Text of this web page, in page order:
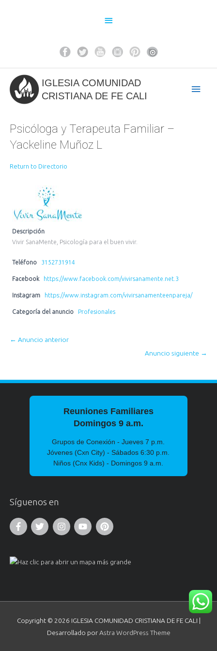
Above
IGLESIA COMUNIDAD
CRISTIANA DE FE CALI
Psicóloga y Terapeuta Familiar –
Yackeline Muñoz L
Return to Directorio
Descripción
Vivir SanaMente, Psicología para el buen vivir.
Teléfono 3152731914
Facebook https://www.facebook.com/vivirsanamente.net.3
Instagram https://www.instagram.com/vivirsanamenteenpareja/
Categoría del anuncio Profesionales
← Anuncio anterior
Anuncio siguiente →
Reuniones Familiares
Domingos 9 a.m.
Grupos de Conexión - Jueves 7 p.m.
Jóvenes (Cxn City) - Sábados 6:30 p.m.
Niños (Cnx Kids) - Domingos 9 a.m.
Síguenos en
Copyright © 2026 IGLESIA COMUNIDAD CRISTIANA DE FE CALI
Desarrollado porAstra WordPress Theme